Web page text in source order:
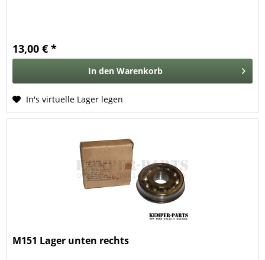
13,00 € *
In den Warenkorb
In's virtuelle Lager legen
M151 Lager unten rechts